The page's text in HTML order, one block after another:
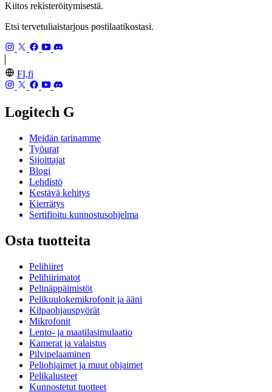
Kiitos rekisteröitymisestä.
Etsi tervetuliaistarjous postilaatikostasi.
FI,fi
Logitech G
Meidän tarinamme
Työurat
Sijoittajat
Blogi
Lehdistö
Kestävä kehitys
Kierrätys
Sertifioitu kunnostusohjelma
Osta tuotteita
Pelihiiret
Pelihiirimatot
Pelinäppäimistöt
Pelikuulokemikrofonit ja ääni
Kilpaohjauspyörät
Mikrofonit
Lento- ja maatilasimulaatio
Kamerat ja valaistus
Pilvipelaaminen
Peliohjaimet ja muut ohjaimet
Pelikalusteet
Kunnostetut tuotteet